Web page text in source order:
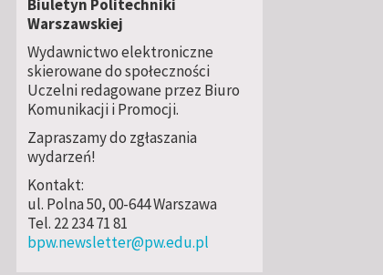
Biuletyn Politechniki
Warszawskiej
Wydawnictwo elektroniczne
skierowane do społeczności
Uczelni redagowane przez Biuro
Komunikacji i Promocji.
Zapraszamy do zgłaszania
wydarzeń!
Kontakt:
ul. Polna 50, 00-644 Warszawa
Tel. 22 234 71 81
bpw.newsletter@pw.edu.pl